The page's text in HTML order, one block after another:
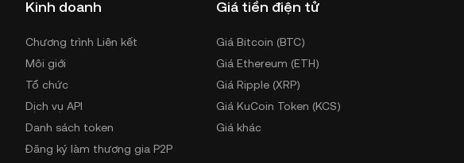
Kinh doanh
Chương trình Liên kết
Môi giới
Tổ chức
Dịch vụ API
Danh sách token
Đăng ký làm thương gia P2P
Giá tiền điện tử
Giá Bitcoin (BTC)
Giá Ethereum (ETH)
Giá Ripple (XRP)
Giá KuCoin Token (KCS)
Giá khác